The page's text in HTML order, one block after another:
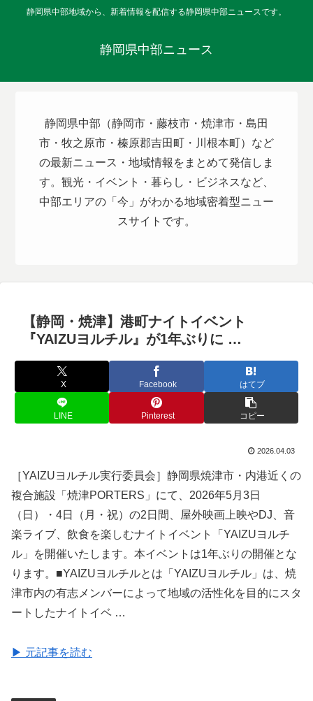
静岡県中部地域から、新着情報を配信する静岡県中部ニュースです。
静岡県中部ニュース
静岡県中部（静岡市・藤枝市・焼津市・島田
市・牧之原市・榛原郡吉田町・川根本町）など
の最新ニュース・地域情報をまとめて発信しま
す。観光・イベント・暮らし・ビジネスなど、
中部エリアの「今」がわかる地域密着型ニュー
スサイトです。
【静岡・焼津】港町ナイトイベント
『YAIZUヨルチル』が1年ぶりに …
X Facebook はてブ
LINE Pinterest コピー
2026.04.03
［YAIZUヨルチル実行委員会］静岡県焼津市・内港近くの
複合施設「焼津PORTERS」にて、2026年5月3日
（日）・4日（月・祝）の2日間、屋外映画上映やDJ、音
楽ライブ、飲食を楽しむナイトイベント「YAIZUヨルチ
ル」を開催いたします。本イベントは1年ぶりの開催とな
ります。■YAIZUヨルチルとは「YAIZUヨルチル」は、焼
津市内の有志メンバーによって地域の活性化を目的にスタ
ートしたナイトイベ …
▶ 元記事を読む